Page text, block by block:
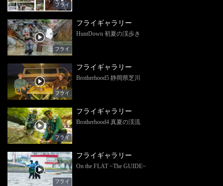
フライ
フライ
フライギャラリー
HuntDown 初夏の渓歩き
フライ
フライギャラリー
Brotherhood5 静岡県芝川
フライ
フライギャラリー
Brotherhood4 真夏の渓流
フライ
フライギャラリー
On the FLAT ~The GUIDE~